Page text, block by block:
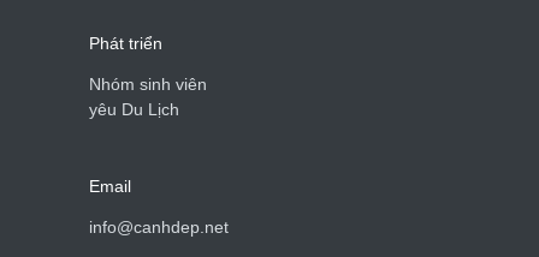
Phát triển
Nhóm sinh viên
yêu Du Lịch
Email
info@canhdep.net